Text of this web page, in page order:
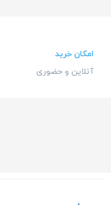
امکان خرید
آنلاین و حضوری